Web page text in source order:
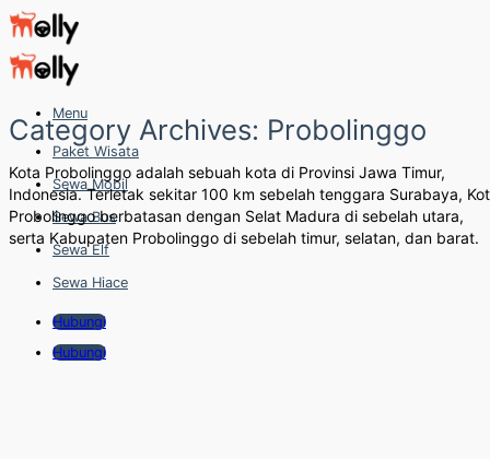
Skip
to
content
Menu
Paket Wisata
Sewa Mobil
Sewa Bus
Sewa Elf
Sewa Hiace
Hubungi
Hubungi
Category Archives: Probolinggo
Kota Probolinggo adalah sebuah kota di Provinsi Jawa Timur,
Indonesia. Terletak sekitar 100 km sebelah tenggara Surabaya,
Probolinggo berbatasan dengan Selat Madura di sebelah utara,
serta Kabupaten Probolinggo di sebelah timur, selatan, dan barat.